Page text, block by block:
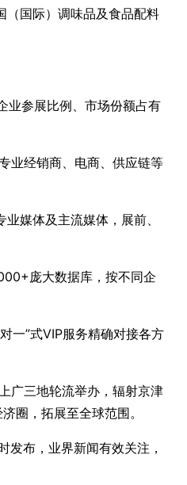
（国际）调味品及食品配料
业参展比例、市场份额占有
业经销商、电商、供应链等
业媒体及主流媒体，展前、
庞大数据库，按不同企
一”式VIP服务精确对接各方
广三地轮流举办，辐射京津
圈，拓展至全球范围。
发布，业界新闻有效关注，